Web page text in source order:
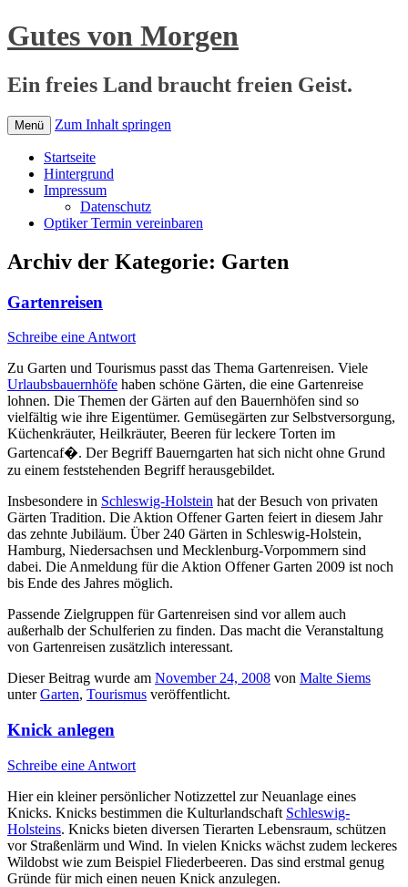
Gutes von Morgen
Ein freies Land braucht freien Geist.
Menü Zum Inhalt springen
Startseite
Hintergrund
Impressum
Datenschutz
Optiker Termin vereinbaren
Archiv der Kategorie: Garten
Gartenreisen
Schreibe eine Antwort
Zu Garten und Tourismus passt das Thema Gartenreisen. Viele
Urlaubsbauernhöfe haben schöne Gärten, die eine Gartenreise
lohnen. Die Themen der Gärten auf den Bauernhöfen sind so
vielfältig wie ihre Eigentümer. Gemüsegärten zur Selbstversorgung,
Küchenkräuter, Heilkräuter, Beeren für leckere Torten im
Gartencaf�. Der Begriff Bauerngarten hat sich nicht ohne Grund
zu einem feststehenden Begriff herausgebildet.
Insbesondere in Schleswig-Holstein hat der Besuch von privaten
Gärten Tradition. Die Aktion Offener Garten feiert in diesem Jahr
das zehnte Jubiläum. Über 240 Gärten in Schleswig-Holstein,
Hamburg, Niedersachsen und Mecklenburg-Vorpommern sind
dabei. Die Anmeldung für die Aktion Offener Garten 2009 ist noch
bis Ende des Jahres möglich.
Passende Zielgruppen für Gartenreisen sind vor allem auch
außerhalb der Schulferien zu finden. Das macht die Veranstaltung
von Gartenreisen zusätzlich interessant.
Dieser Beitrag wurde am November 24, 2008 von Malte Siems
unterGarten, Tourismus veröffentlicht.
Knick anlegen
Schreibe eine Antwort
Hier ein kleiner persönlicher Notizzettel zur Neuanlage eines
Knicks. Knicks bestimmen die Kulturlandschaft Schleswig-
Holsteins. Knicks bieten diversen Tierarten Lebensraum, schützen
vor Straßenlärm und Wind. In vielen Knicks wächst zudem leckeres
Wildobst wie zum Beispiel Fliederbeeren. Das sind erstmal genug
Gründe für mich einen neuen Knick anzulegen.